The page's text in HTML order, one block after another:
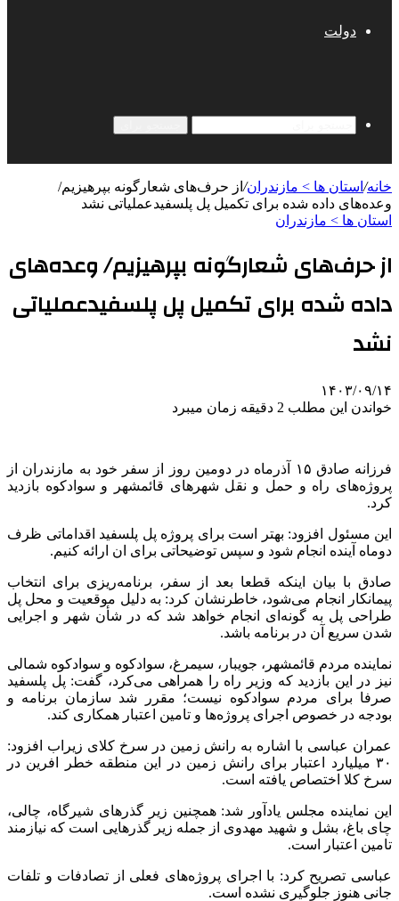
دولت
خانه/ استان ها > مازندران/ از حرف‌های شعارگونه بپرهیزیم/
وعده‌های داده شده برای تکمیل پل پلسفیدعملیاتی نشد
استان ها > مازندران
از حرف‌های شعارگونه بپرهیزیم/ وعده‌های
داده شده برای تکمیل پل پلسفیدعملیاتی
نشد
۱۴۰۳/۰۹/۱۴
خواندن این مطلب 2 دقیقه زمان میبرد
فرزانه صادق ۱۵ آذرماه در دومین روز از سفر خود به مازندران از
پروژه‌های راه و حمل و نقل شهرهای قائمشهر و سوادکوه بازدید
کرد.
این مسئول افزود: بهتر است برای پروژه پل پلسفید اقداماتی ظرف
دوماه آینده انجام شود و سپس توضیحاتی برای ان ارائه کنیم.
صادق با بیان اینکه قطعا بعد از سفر، برنامه‌ریزی برای انتخاب
پیمانکار انجام می‌شود، خاطرنشان کرد: به دلیل موقعیت و ‌محل پل
طراحی پل به گونه‌ای انجام خواهد شد که در شأن شهر و اجرایی
شدن سریع آن در برنامه باشد.
نماینده مردم قائمشهر، جویبار، سیمرغ، سوادکوه و سوادکوه شمالی
نیز در این بازدید که وزیر راه را همراهی می‌کرد، گفت: پل پلسفید
صرفا برای مردم سوادکوه نیست؛ مقرر شد سازمان برنامه و
بودجه‌ در خصوص اجرای پروژه‌ها و تامین اعتبار همکاری کند.
عمران عباسی با اشاره به رانش زمین در سرخ کلای زیراب افزود:
۳۰ میلیارد اعتبار برای رانش زمین در این منطقه خطر افرین در
سرخ کلا اختصاص یافته است.
این نماینده مجلس یادآور شد: همچنین زیر گذرهای شیرگاه، چالی،
چای باغ، بشل و ‌شهید مهدوی از جمله زیر گذرهایی است که نیازمند
تامین اعتبار است.
عباسی تصریح کرد: با اجرای پروژه‌های فعلی از تصادفات و تلفات
جانی ‌هنوز جلوگیری نشده است.